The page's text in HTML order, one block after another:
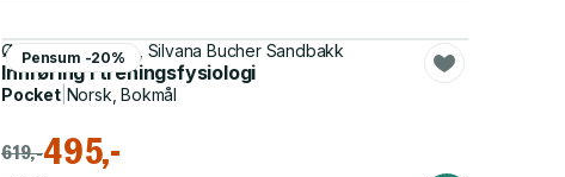
Pensum -20%
Øyvind Sandbakk, Silvana Bucher Sandbakk
Innføring i treningsfysiologi
Pocket| Norsk, Bokmål
619,-495,-